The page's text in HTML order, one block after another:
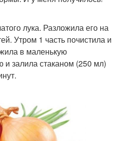
лука. Разложила его на
Утром 1 часть почистила и
в маленькую
залила стаканом (250 мл)